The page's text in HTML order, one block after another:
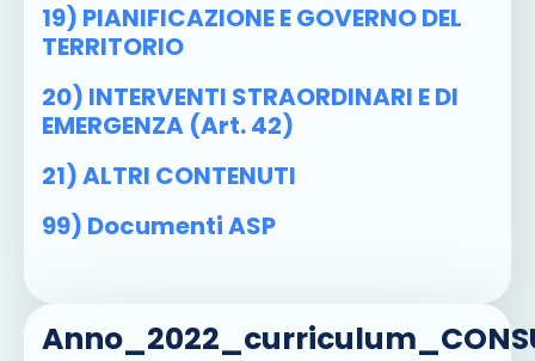
19) PIANIFICAZIONE E GOVERNO DEL
TERRITORIO
20) INTERVENTI STRAORDINARI E DI
EMERGENZA (art. 42)
21) ALTRI CONTENUTI
99) Documenti ASP